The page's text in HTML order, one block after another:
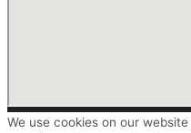
We use cookies on our